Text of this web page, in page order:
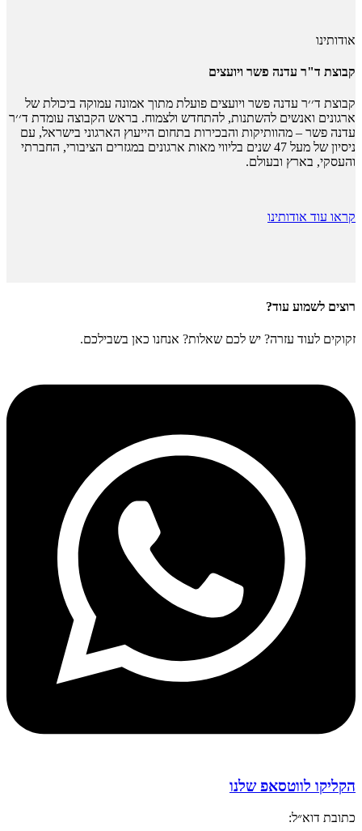
אודותינו
קבוצת ד"ר עדנה פשר ויועצים
קבוצת ד׳׳ר עדנה פשר ויועצים פועלת מתוך אמונה עמוקה ביכולת של
ארגונים ואנשים להשתנות, להתחדש ולצמוח. בראש הקבוצה עומדת ד׳׳ר
עדנה פשר – מהוותיקות והבכירות בתחום הייעוץ הארגוני בישראל, עם
ניסיון של מעל 47 שנים בליווי מאות ארגונים במגזרים הציבורי, החברתי
והעסקי, בארץ ובעולם.
קראו עוד אודותינו
רוצים לשמוע עוד?
זקוקים לעוד עזרה? יש לכם שאלות? אנחנו כאן בשבילכם.
הקליקו לווטסאפ שלנו
כתובת דוא״ל: